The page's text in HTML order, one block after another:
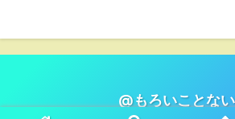
@もろいことな